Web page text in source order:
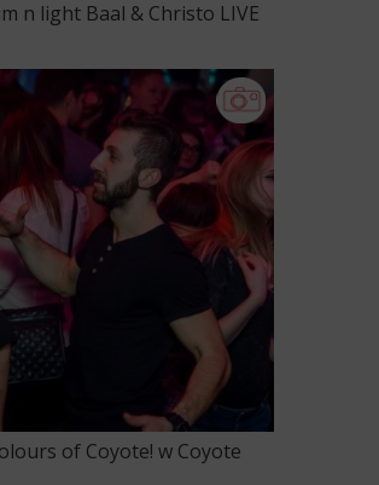
n light Baal & Christo LIVE
SHOW w Lulu Club
(2016-01-16)
of Coyote! w Coyote